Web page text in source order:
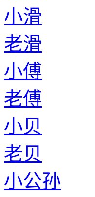
小滑
老滑
小傅
老傅
小贝
老贝
小公孙